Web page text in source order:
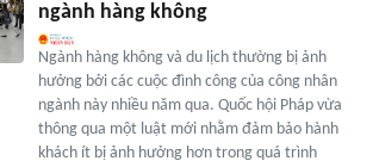
ngành hàng không
Ngành hàng không và du lịch thường bị ảnh
hưởng bởi các cuộc đình công của công nhân
ngành này nhiều năm qua. Quốc hội Pháp vừa
thông qua một luật mới nhằm đảm bảo hành
khách ít bị ảnh hưởng hơn trong quá trình